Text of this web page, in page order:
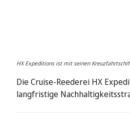
HX Expeditions ist mit seinen
Die Cruise-Reederei HX
langfristige